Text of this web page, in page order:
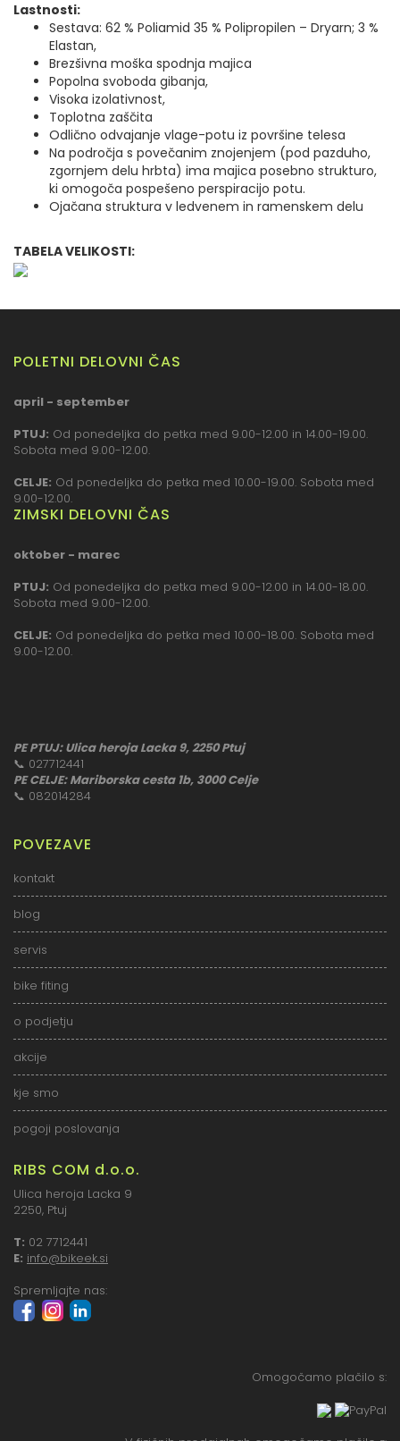
Lastnosti:
Sestava: 62 % Poliamid 35 % Polipropilen – Dryarn; 3 %
Elastan,
Brezšivna moška spodnja majica
Popolna svoboda gibanja,
Visoka izolativnost,
Toplotna zaščita
Odlično odvajanje vlage-potu iz površine telesa
Na področja s povečanim znojenjem (pod pazduho,
zgornjem delu hrbta) ima majica posebno strukturo,
ki omogoča pospešeno perspiracijo potu.
Ojačana struktura v ledvenem in ramenskem delu
TABELA VELIKOSTI:
POLETNI DELOVNI ČAS
april - september
PTUJ: Od ponedeljka do petka med 9.00-12.00 in 14.00-19.00.
Sobota med 9.00-12.00.
CELJE: Od ponedeljka do petka med 10.00-19.00. Sobota med
9.00-12.00.
ZIMSKI DELOVNI ČAS
oktober - marec
PTUJ: Od ponedeljka do petka med 9.00-12.00 in 14.00-18.00.
Sobota med 9.00-12.00.
CELJE: Od ponedeljka do petka med 10.00-18.00. Sobota med
9.00-12.00.
PE PTUJ: Ulica heroja Lacka 9, 2250 Ptuj
📞 027712441
PE CELJE: Mariborska cesta 1b, 3000 Celje
📞 082014284
POVEZAVE
kontakt
blog
servis
bike fiting
o podjetju
akcije
kje smo
pogoji poslovanja
RIBS COM d.o.o.
Ulica heroja Lacka 9
2250, Ptuj
T: 02 7712441
E: info@bikeek.si
Spremljajte nas:
Omogočamo plačilo s: